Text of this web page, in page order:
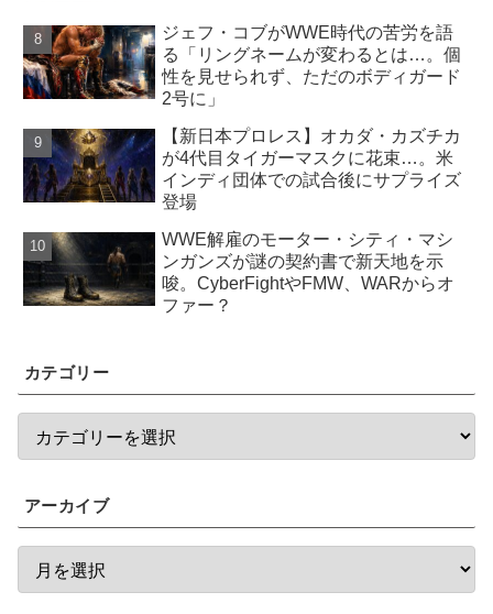
ジェフ・コブがWWE時代の苦労を語
る「リングネームが変わるとは…。個
性を見せられず、ただのボディガード
2号に」
【新日本プロレス】オカダ・カズチカ
が4代目タイガーマスクに花束…。米
インディ団体での試合後にサプライズ
登場
WWE解雇のモーター・シティ・マシ
ンガンズが謎の契約書で新天地を示
唆。CyberFightやFMW、WARからオ
ファー？
カテゴリー
アーカイブ